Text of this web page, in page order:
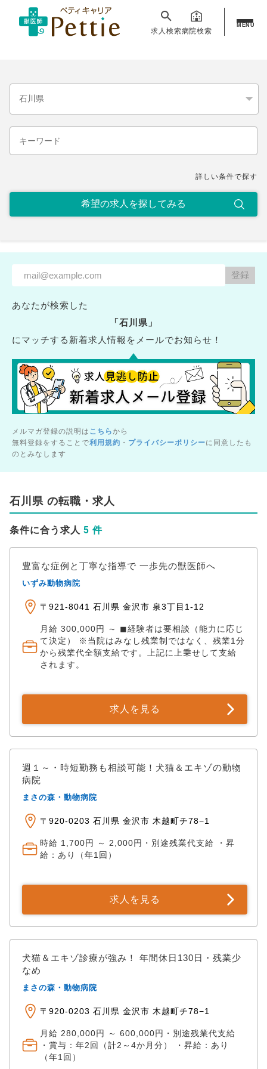
求人検索病院検索
MENU
詳しい条件で探す
あなたが検索した
「石川県」
にマッチする新着求人情報をメールでお知らせ！
メルマガ登録の説明は こちらから
無料登録をすることで利用規約 ・ プライバシーポリシーに同意したも
のとみなします
石川県 の転職・求人
条件に合う求人 5 件
豊富な症例と丁寧な指導で 一歩先の獣医師へ
いずみ動物病院
〒921-8041 石川県 金沢市 泉3丁目1-12
月給 300,000円 ～ ◼︎経験者は要相談（能力に応じ
て決定） ※当院はみなし残業制ではなく、残業1分
から残業代全額支給です。上記に上乗せして支給
されます。
求人を見る
週１～・時短勤務も相談可能！犬猫＆エキゾの動物
病院
まさの森・動物病院
〒920-0203 石川県 金沢市 木越町チ78−1
時給 1,700円 ～ 2,000円・別途残業代支給 ・昇
給：あり（年1回）
求人を見る
犬猫＆エキゾ診療が強み！ 年間休日130日・残業少
なめ
まさの森・動物病院
〒920-0203 石川県 金沢市 木越町チ78−1
月給 280,000円 ～ 600,000円・別途残業代支給
・賞与：年2回（計2～4か月分） ・昇給：あり
（年1回）